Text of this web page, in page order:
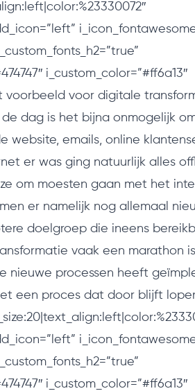
i_custom_color=”#ff6a13″
voorbeeld voor digitale
dag is het bijna onmogelijk
website, emails, online
er was ging natuurlijk alles
om moesten gaan met het
er namelijk nog allemaal
doelgroep die ineens
vaak een marathon
processen heeft
een proces dat door blijft
i_custom_color=”#ff6a13″